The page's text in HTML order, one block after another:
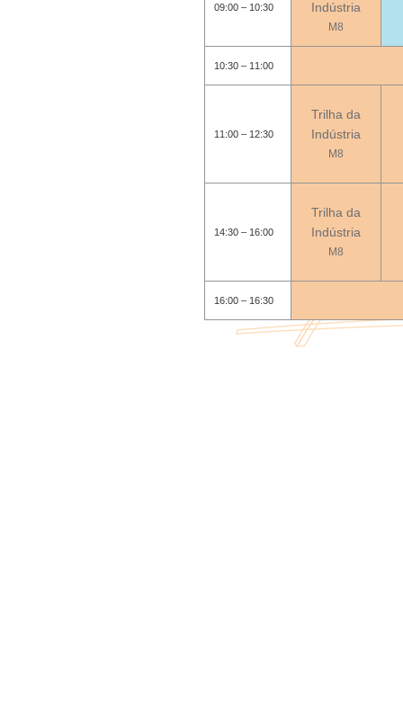
09:00 – 10:30 Indústria
M8
10:30 – 11:00
11:00 – 12:30
Trilha da
Indústria
M8
14:30 – 16:00
Trilha da
Indústria
M8
16:00 – 16:30